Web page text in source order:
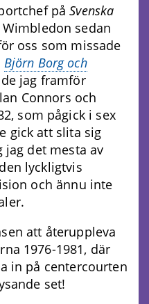
påSvenska
sedan
oss som missade
Björn Borg och
jag framför
Connors och
som pågick i sex
gick att slita sig
jag det mesta av
lyckligtvis
och ännu inte
att återuppleva
1976-1981, där
in på centercourten
set!